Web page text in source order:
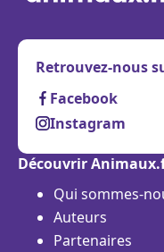
Retrouvez-nous
Facebook
Instagram
Découvrir
Qui sommes-
Auteurs
Partenaires